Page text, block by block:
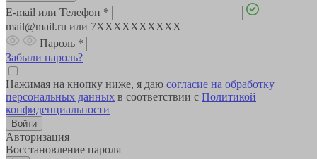
E-mail или Телефон *
mail@mail.ru или 7XXXXXXXXXX
Пароль *
Забыли пароль?
Нажимая на кнопку ниже, я даю согласие на обработку
персональных данных в соответствии с Политикой
конфиденциальности
Авторизация
Восстановление пароля